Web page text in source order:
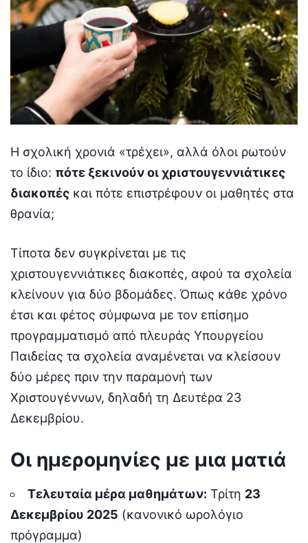
Η σχολική χρονιά «τρέχει», αλλά όλοι ρωτούν
το ίδιο: πότε ξεκινούν οι χριστουγεννιάτικες
διακοπές και πότε επιστρέφουν οι μαθητές στα
θρανία;
Τίποτα δεν συγκρίνεται με τις
χριστουγεννιάτικες διακοπές, αφού τα σχολεία
κλείνουν για δύο βδομάδες. Όπως κάθε χρόνο
έτσι και φέτος σύμφωνα με τον επίσημο
προγραμματισμό από πλευράς Υπουργείου
Παιδείας τα σχολεία αναμένεται να κλείσουν
δύο μέρες πριν την παραμονή των
Χριστουγέννων, δηλαδή τη Δευτέρα 23
Δεκεμβρίου.
Οι ημερομηνίες με μια ματιά
Τελευταία μέρα μαθημάτων: Τρίτη 23
Δεκεμβρίου 2025 (κανονικό ωρολόγιο
πρόγραμμα)